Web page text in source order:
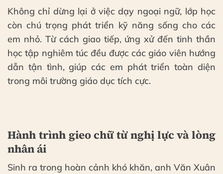
Không chỉ dừng lại ở việc dạy ngoại ngữ, lớp học
còn chú trọng phát triển kỹ năng sống cho các
em nhỏ. Từ cách giao tiếp, ứng xử đến tinh thần
học tập nghiêm túc đều được các giáo viên hướng
dẫn tận tình, giúp các em phát triển toàn diện
trong môi trường giáo dục tích cực.
Hành trình gieo chữ từ nghị lực và lòng
nhân ái
Sinh ra trong hoàn cảnh khó khăn, anh Văn Xuân